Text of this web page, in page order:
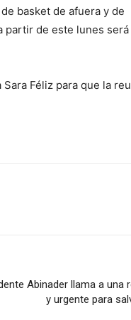
basket de afuera y de
partir de este lunes
Féliz para que la
Abinader llama a una
y urgente para